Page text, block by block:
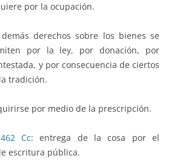
por la ocupación.
derechos sobre los bienes se
por la ley, por donación, por
y por consecuencia de ciertos
tradición.
por medio de la prescripción.
Cc: entrega de la cosa por el
escritura pública.